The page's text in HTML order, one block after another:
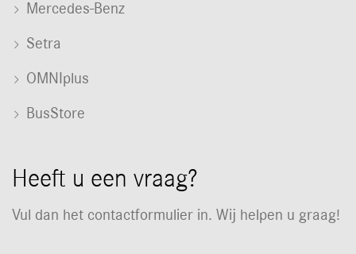
Mercedes-Benz
Setra
OMNIplus
BusStore
Heeft u een vraag?
Vul dan het contactformulier in. Wij helpen u graag!